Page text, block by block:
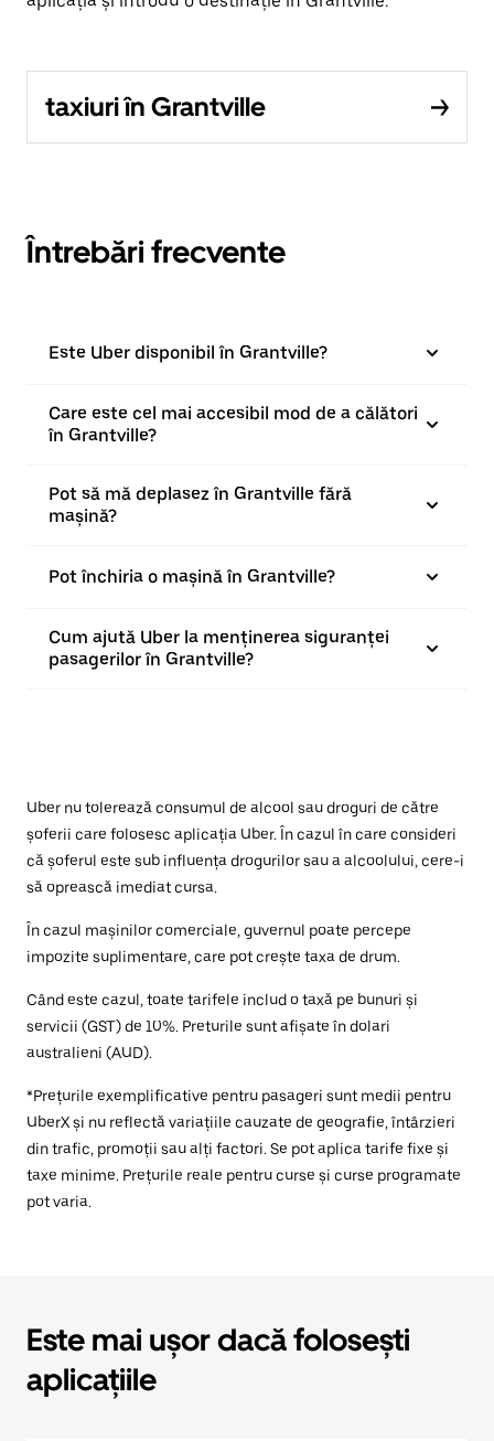
taxiuri în Grantville
Întrebări frecvente
Este Uber disponibil în Grantville?
Care este cel mai accesibil mod de a călători
în Grantville?
Pot să mă deplasez în Grantville fără
mașină?
Pot închiria o mașină în Grantville?
Cum ajută Uber la menținerea siguranței
pasagerilor în Grantville?
Uber nu tolerează consumul de alcool sau droguri de către
șoferii care folosesc aplicația Uber. În cazul în care consideri
că șoferul este sub influența drogurilor sau a alcoolului, cere-i
să oprească imediat cursa.
În cazul mașinilor comerciale, guvernul poate percepe
impozite suplimentare, care pot crește taxa de drum.
Când este cazul, toate tarifele includ o taxă pe bunuri și
servicii (GST) de 10%. Preturile sunt afișate în dolari
australieni (AUD).
*Prețurile exemplificative pentru pasageri sunt medii pentru
UberX și nu reflectă variațiile cauzate de geografie, întârzieri
din trafic, promoții sau alți factori. Se pot aplica tarife fixe și
taxe minime. Prețurile reale pentru curse și curse programate
pot varia.
Este mai ușor dacă folosești
aplicațiile